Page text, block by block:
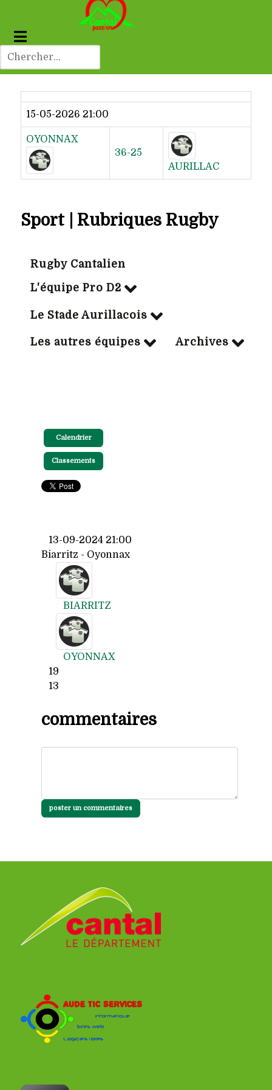
Dernier résultat
15-05-2026 21:00
OYONNAX
36-25
AURILLAC
Sport | Rubriques Rugby
Rugby Cantalien
L'équipe Pro D2
Le Stade Aurillacois
Les autres équipes Archives
Calendrier
Classements
13-09-2024 21:00
Biarritz - Oyonnax
BIARRITZ
OYONNAX
19
13
commentaires
poster un commentaires